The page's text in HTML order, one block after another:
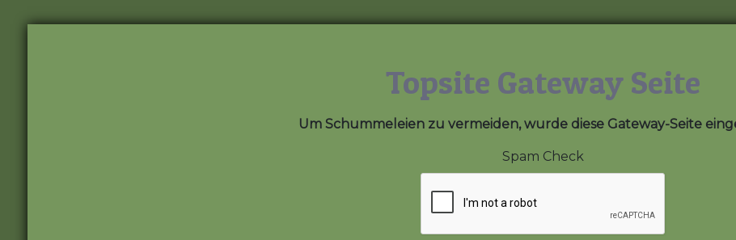
Topsite Gateway Seite
Um Schummeleien zu vermeiden, wurde diese Gateway-Seite
Spam Check